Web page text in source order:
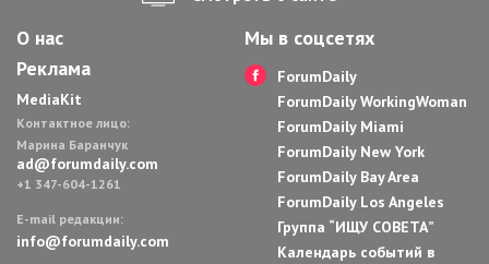
О нас
Реклама
MediaKit
Контактное лицо:
Марина Баранчук
ad@forumdaily.com
+1 347-604-1261
E-mail редакции:
info@forumdaily.com
Мы в соцсетях
ForumDaily
ForumDaily WorkingWoman
ForumDaily Miami
ForumDaily New York
ForumDaily Bay Area
ForumDaily Los Angeles
Группа “ИЩУ СОВЕТА”
Календарь событий в